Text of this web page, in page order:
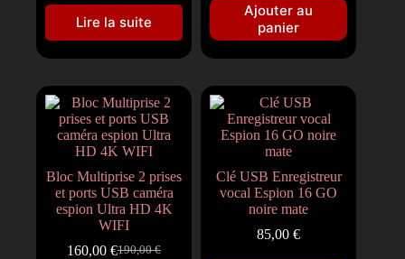
Lire la suite
Ajouter au
panier
Bloc Multiprise 2 prises
et ports USB caméra
espion Ultra HD 4K
WIFI
190,00€
160,00€
Clé USB Enregistreur
vocal Espion 16 GO
noire mate
85,00€